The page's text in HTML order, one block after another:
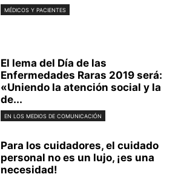
MÉDICOS Y PACIENTES
El lema del Día de las
Enfermedades Raras 2019 será:
«Uniendo la atención social y la
de...
EN LOS MEDIOS DE COMUNICACIÓN
Para los cuidadores, el cuidado
personal no es un lujo, ¡es una
necesidad!